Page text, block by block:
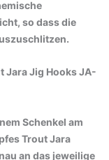
so dass die
Jara Jig Hooks JA-
Schenkel am
Trout Jara
an das jeweilige